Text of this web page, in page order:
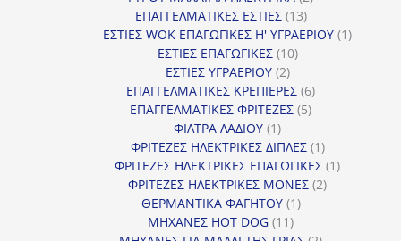
ΕΠΑΓΓΕΛΜΑΤΙΚΕΣ ΕΣΤΙΕΣ 1313
προϊόντα
ΕΣΤΙΕΣ WOK ΕΠΑΓΩΓΙΚΕΣ Η' ΥΓΡΑΕΡΙΟΥ 11
ΕΣΤΙΕΣ ΕΠΑΓΩΓΙΚΕΣ 1010
ΕΣΤΙΕΣ ΥΓΡΑΕΡΙΟΥ 22
προϊόντα
ΕΠΑΓΓΕΛΜΑΤΙΚΕΣ ΚΡΕΠΙΕΡΕΣ 66
προϊόντα
ΕΠΑΓΓΕΛΜΑΤΙΚΕΣ ΦΡΙΤΕΖΕΣ 55
ΦΙΛΤΡΑ ΛΑΔΙΟΥ 11
προϊόν
ΦΡΙΤΕΖΕΣ ΗΛΕΚΤΡΙΚΕΣ ΔΙΠΛΕΣ 11
προϊόν
ΦΡΙΤΕΖΕΣ ΗΛΕΚΤΡΙΚΕΣ ΕΠΑΓΩΓΙΚΕΣ 11
ΦΡΙΤΕΖΕΣ ΗΛΕΚΤΡΙΚΕΣ ΜΟΝΕΣ 22
ΘΕΡΜΑΝΤΙΚΑ ΦΑΓΗΤΟΥ 11
ΜΗΧΑΝΕΣ HOT DOG 1111